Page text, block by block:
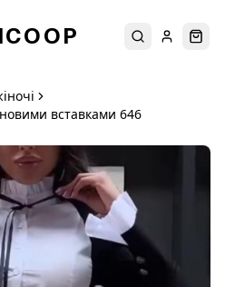
ПошукУвійти
вставками 646